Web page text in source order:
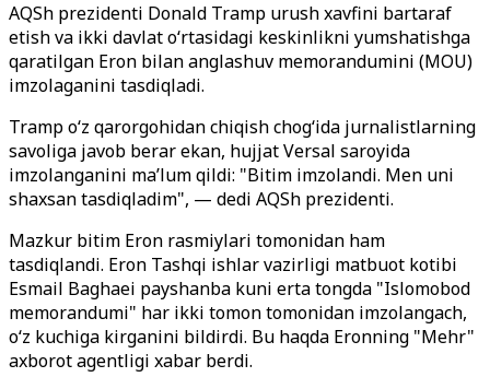
AQSh prezidenti Donald Tramp urush xavfini bartaraf
etish va ikki davlat o‘rtasidagi keskinlikni yumshatishga
qaratilgan Eron bilan anglashuv memorandumini (MOU)
imzolaganini tasdiqladi.
Tramp o‘z qarorgohidan chiqish chog‘ida jurnalistlarning
savoliga javob berar ekan, hujjat Versal saroyida
imzolanganini ma’lum qildi: "Bitim imzolandi. Men uni
shaxsan tasdiqladim", — dedi AQSh prezidenti.
Mazkur bitim Eron rasmiylari tomonidan ham
tasdiqlandi. Eron Tashqi ishlar vazirligi matbuot kotibi
Esmail Baghaei payshanba kuni erta tongda "Islomobod
memorandumi" har ikki tomon tomonidan imzolangach,
o‘z kuchiga kirganini bildirdi. Bu haqda Eronning "Mehr"
axborot agentligi xabar berdi.